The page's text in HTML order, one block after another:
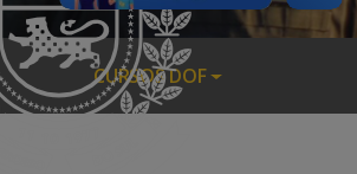
CURSOS DOF